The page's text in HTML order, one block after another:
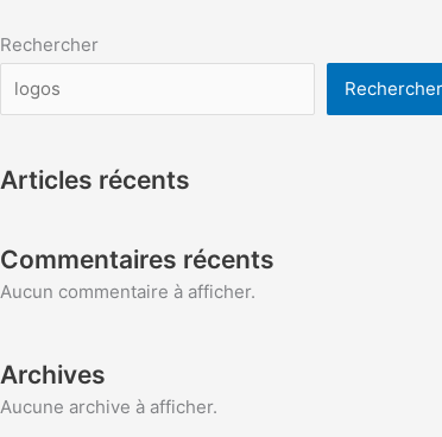
Rechercher
Rechercher
Articles récents
Commentaires récents
Aucun commentaire à afficher.
Archives
Aucune archive à afficher.